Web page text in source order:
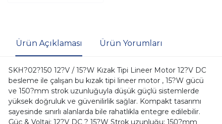
Ürün Açıklaması Ürün Yorumları
SKH?02?150 12?V / 15?W Kızak Tipi Lineer Motor 12?V DC
besleme ile çalışan bu kızak tipi lineer motor , 15?W gücü
ve 150?mm strok uzunluğuyla düşük güçlü sistemlerde
yüksek doğruluk ve güvenilirlik sağlar. Kompakt tasarımı
sayesinde sınırlı alanlarda bile rahatlıkla entegre edilebilir.
Güç & Voltaj: 12?V DC ? 15?W Strok uzunluğu: 150?mm